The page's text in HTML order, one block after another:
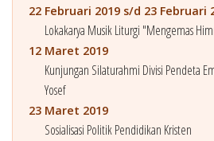
22 Februari 2019 s/d 23 Februari
Lokakarya Musik Liturgi "Mengemas
12 Maret 2019
Kunjungan Silaturahmi Divisi Pendeta
Yosef
23 Maret 2019
Sosialisasi Politik Pendidikan Kristen